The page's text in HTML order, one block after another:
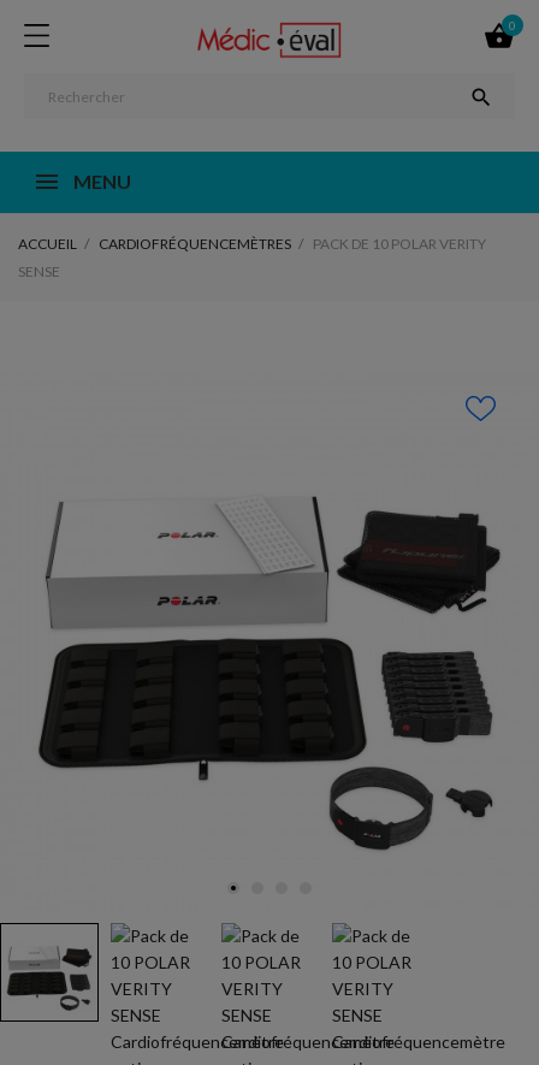

0

MENU
ACCUEIL CARDIOFRÉQUENCEMÈTRES
PACK DE 10 POLAR VERITY
SENSE